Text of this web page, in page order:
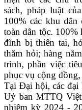
sách, pháp luật
100% các khu
toàn dân tộc. 100%
đình bị thiên tai,
thăm hỏi; hàng
trình, phần việc
phục vụ cộng
Tại Đại hội, các đại
Uỷ ban MTTQ
nhiệm kỳ 2024 -